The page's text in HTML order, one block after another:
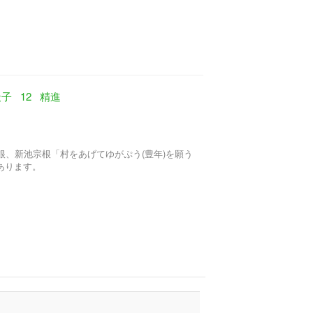
12 精進
新池宗根「村をあげてゆがぷう(豊年)を願う
ます。